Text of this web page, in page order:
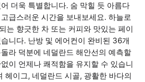
더욱 특별합니다. 숨 막힐 듯 아름다
급스러운 시간을 보내보세요. 하늘로
는 향긋한 차 또는 커피와 맛있는 페이
니다. 난방 및 에어컨이 완비된 36개
라 덕분에 네덜란드 해안선의 예측할
이 언제나 쾌적함을 유지할 수 있습니
헤이그, 네덜란드 시골, 광활한 바다의